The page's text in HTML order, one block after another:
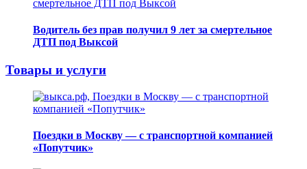
Водитель без прав получил 9 лет за смертельное
ДТП под Выксой
Товары и услуги
Поездки в Москву — с транспортной компанией
«Попутчик»